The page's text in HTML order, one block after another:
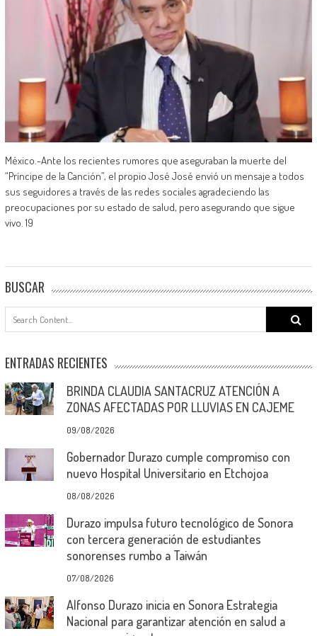
México.-Ante los recientes rumores que aseguraban la muerte del
“Príncipe de la Canción”, el propio José José envió un mensaje a todos
sus seguidores a través de las redes sociales agradeciendo las
preocupaciones por su estado de salud, pero asegurando que sigue
vivo. 19
BUSCAR
Search
ENTRADAS RECIENTES
BRINDA CLAUDIA SANTACRUZ ATENCIÓN A
ZONAS AFECTADAS POR LLUVIAS EN CAJEME
09/08/2026
Gobernador Durazo cumple compromiso con
nuevo Hospital Universitario en Etchojoa
08/08/2026
Durazo impulsa futuro tecnológico de Sonora
con tercera generación de estudiantes
sonorenses rumbo a Taiwán
07/08/2026
Alfonso Durazo inicia en Sonora Estrategia
Nacional para garantizar atención en salud a